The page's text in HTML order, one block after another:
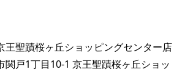
王聖蹟桜ヶ丘ショッピングセンター店
関戸1丁目10-1 京王聖蹟桜ヶ丘ショッ